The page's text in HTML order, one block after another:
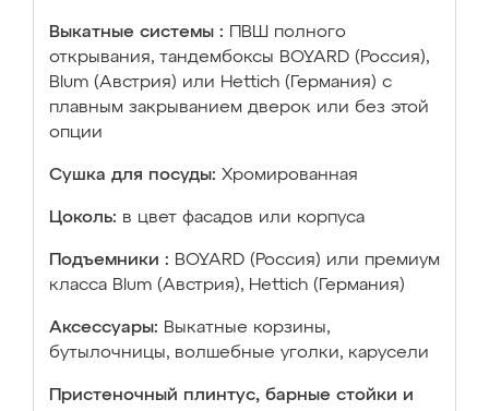
Выкатные системы :
ПВШ полного
открывания, тандембоксы BOYARD (Россия),
Blum (Австрия) или Hettich (Германия) с
плавным закрыванием дверок или без этой
опции
Сушка для посуды: Хромированная
Цоколь: в цвет фасадов или корпуса
Подъемники : BOYARD (Россия) или премиум
класса Blum (Австрия), Hettich (Германия)
Аксессуары: Выкатные корзины,
бутылочницы, волшебные уголки, карусели
Пристеночный плинтус, барные стойки и